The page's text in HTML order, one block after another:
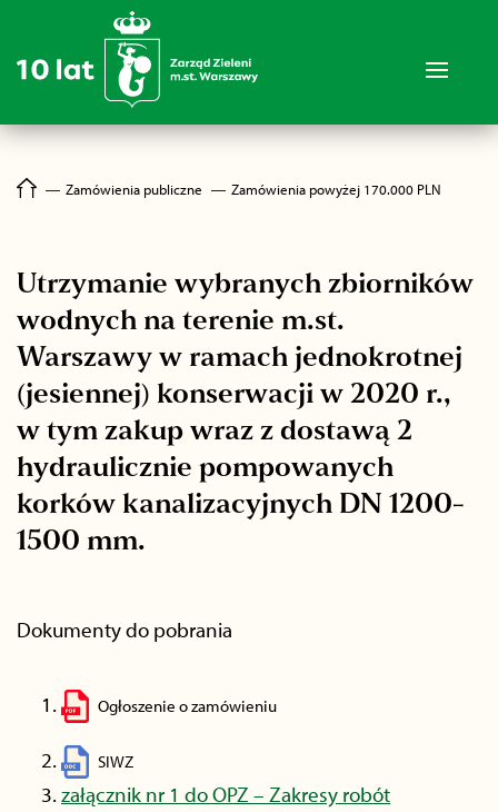
― Zamówienia publiczne ― Zamówienia powyżej 170.000 PLN
Utrzymanie wybranych zbiorników
wodnych na terenie m.st.
Warszawy w ramach jednokrotnej
(jesiennej) konserwacji w 2020 r.,
w tym zakup wraz z dostawą 2
hydraulicznie pompowanych
korków kanalizacyjnych DN 1200-
1500 mm.
Dokumenty do pobrania
Ogłoszenie o zamówieniu
SIWZ
załącznik nr 1 do OPZ – Zakresy robót